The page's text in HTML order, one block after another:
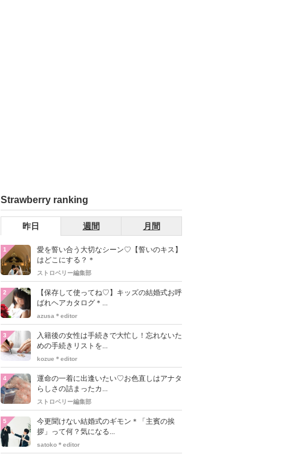
Strawberry ranking
昨日 週間 月間
1
愛を誓い合う大切なシーン♡【誓いのキス】
はどこにする？＊
ストロベリー編集部
2
【保存して使ってね♡】キッズの結婚式お呼
ばれヘアカタログ＊...
azusa＊editor
3
入籍後の女性は手続きで大忙し！忘れないた
めの手続きリストを...
kozue＊editor
4
運命の一着に出逢いたい♡お色直しはアナタ
らしさの詰まったカ...
ストロベリー編集部
5
今更聞けない結婚式のギモン＊「主賓の挨
拶」って何？気になる...
satoko＊editor